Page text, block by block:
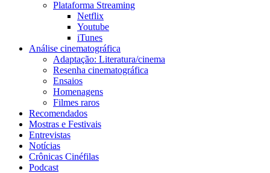
Plataforma Streaming
Netflix
Youtube
iTunes
Análise cinematográfica
Adaptação: Literatura/cinema
Resenha cinematográfica
Ensaios
Homenagens
Filmes raros
Recomendados
Mostras e Festivais
Entrevistas
Notícias
Crônicas Cinéfilas
Podcast